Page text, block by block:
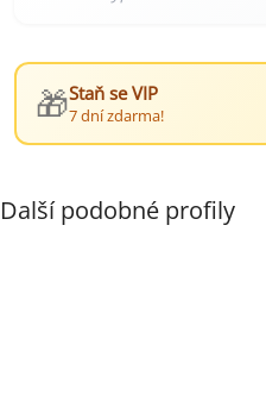
🎁Staň se VIP
7 dní zdarma!
Další podobné profily